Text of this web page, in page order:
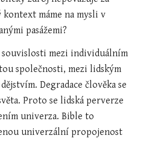
kontext máme na mysli v
pasážemi?
mezi individuálním
společnosti, mezi lidským
Degradace člověka se
Proto se lidská perverze
univerza. Bible to
univerzální propojenost